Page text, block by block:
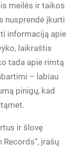
meilės ir taikos
nusprendė įkurti
informaciją apie
laikraštis
tada apie rimtą
– labiau
pinigų, kad
ir šlovę
įrašų